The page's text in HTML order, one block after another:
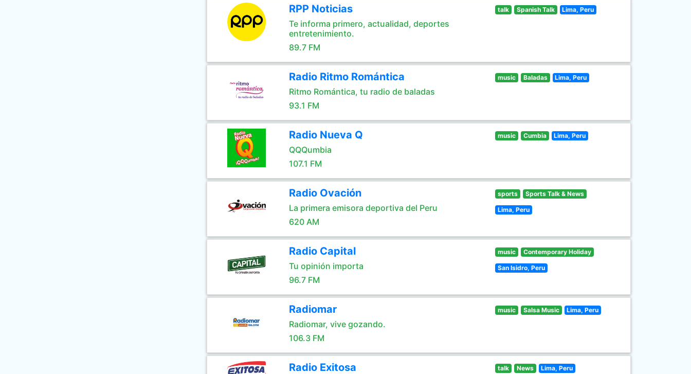
RPP Noticias
Te informa primero, actualidad, deportes
entretenimiento.
89.7 FM
talk Spanish Talk Lima, Peru
Radio Ritmo Romántica
Ritmo Romántica, tu radio de baladas
93.1 FM
music Baladas Lima, Peru
Radio Nueva Q
QQQumbia
107.1 FM
music Cumbia Lima, Peru
Radio Ovación
La primera emisora deportiva del Peru
620 AM
sports Sports Talk & News
Lima, Peru
Radio Capital
Tu opinión importa
96.7 FM
music Contemporary Holiday
San Isidro, Peru
Radiomar
Radiomar, vive gozando.
106.3 FM
music Salsa Music Lima, Peru
Radio Exitosa talk News Lima, Peru